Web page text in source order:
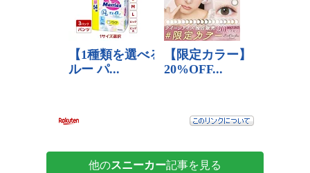
他のスニーカー記事を見る